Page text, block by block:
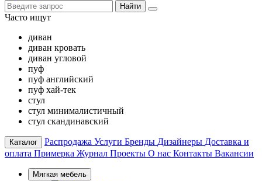
Найти
Часто ищут
диван
диван кровать
диван угловой
пуф
пуф английский
пуф хай-тек
стул
стул минималистичный
стул скандинавский
Каталог Распродажа Услуги Бренды Дизайнеры Доставка и
оплата Примерка Журнал Проекты О нас Контакты Вакансии
Мягкая мебель